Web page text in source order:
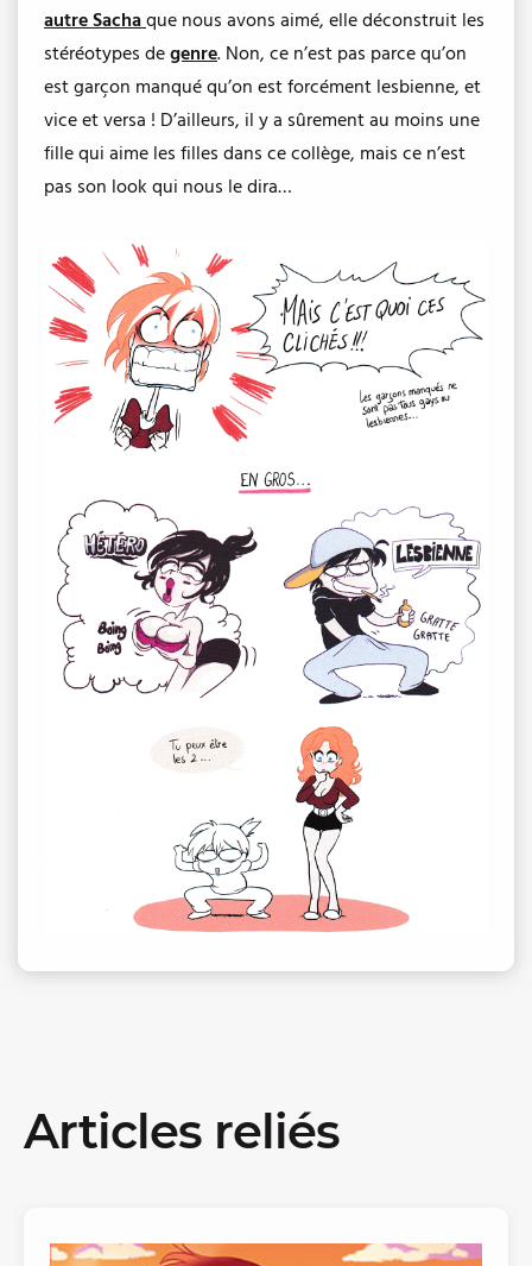
autre Sachaque nous avons aimé, elle déconstruit les
stéréotypes degenre. Non, ce n’est pas parce qu’on
est garçon manqué qu’on est forcément lesbienne, et
vice et versa ! D’ailleurs, il y a sûrement au moins une
fille qui aime les filles dans ce collège, mais ce n’est
pas son look qui nous le dira…
Articles reliés